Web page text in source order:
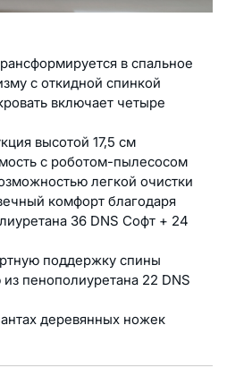
в спальное
с откидной спинкой
включает четыре
высотой 17,5 см
с роботом-пылесосом
легкой очистки
комфорт благодаря
36 DNS Софт + 24
поддержку спины
пенополиуретана 22 DNS
деревянных ножек